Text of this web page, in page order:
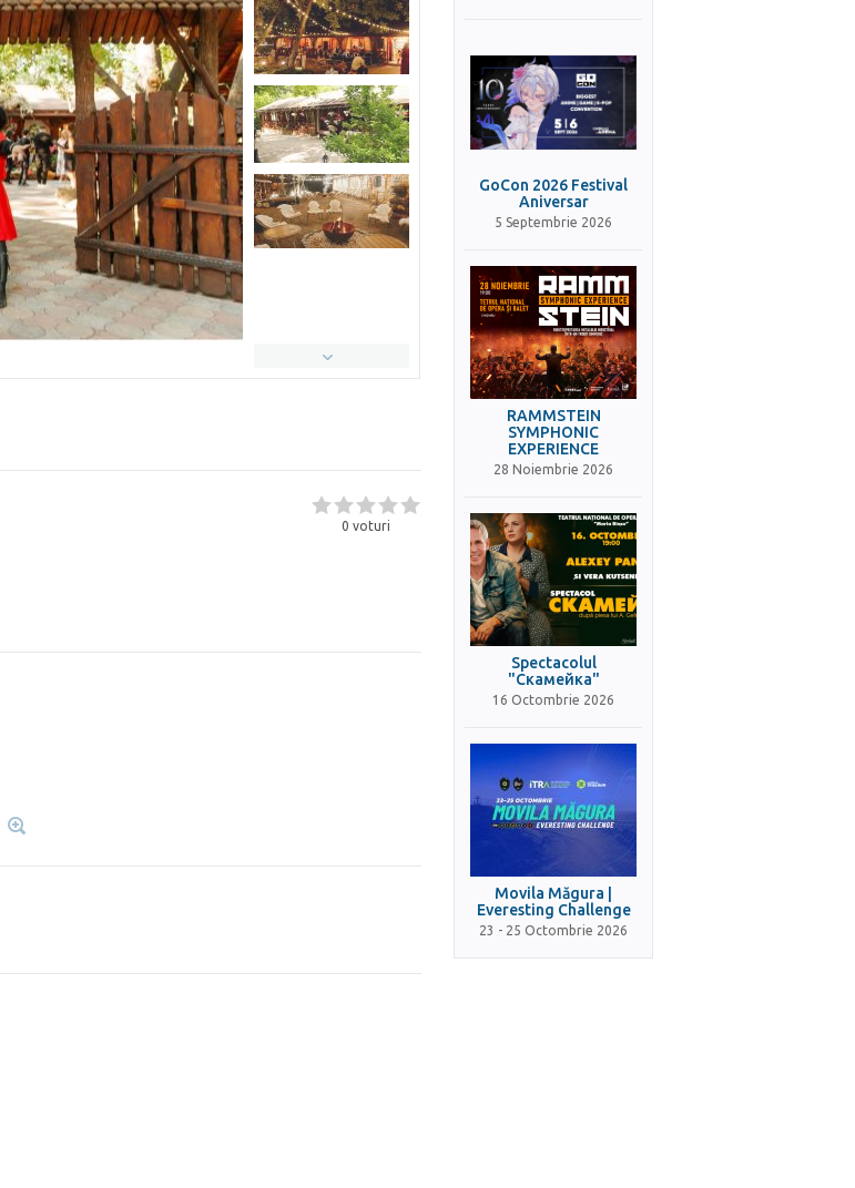
0 voturi
GoCon 2026 Festival
Aniversar
5 Septembrie 2026
RAMMSTEIN
SYMPHONIC
EXPERIENCE
28 Noiembrie 2026
Spectacolul
"Скамейка"
16 Octombrie 2026
Movila Măgura |
Everesting Challenge
23 - 25 Octombrie 2026